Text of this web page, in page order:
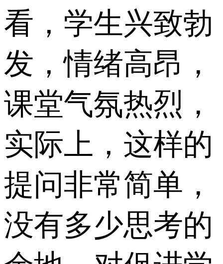
看，学生兴致勃
发，情绪高昂，
课堂气氛热烈，
实际上，这样的
提问非常简单，
没有多少思考的